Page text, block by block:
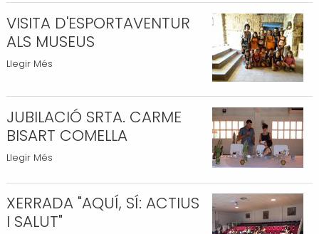
VISITA D'ESPORTAVENTUR
ALS MUSEUS
VISITA
ALS
MUSEUS
-
Llegir Més
JUBILACIÓ SRTA. CARME
BISART COMELLA
JUBILACIÓ
BISART
COMELLA
Llegir Més
XERRADA "AQUÍ, SÍ: ACTIUS
I SALUT"